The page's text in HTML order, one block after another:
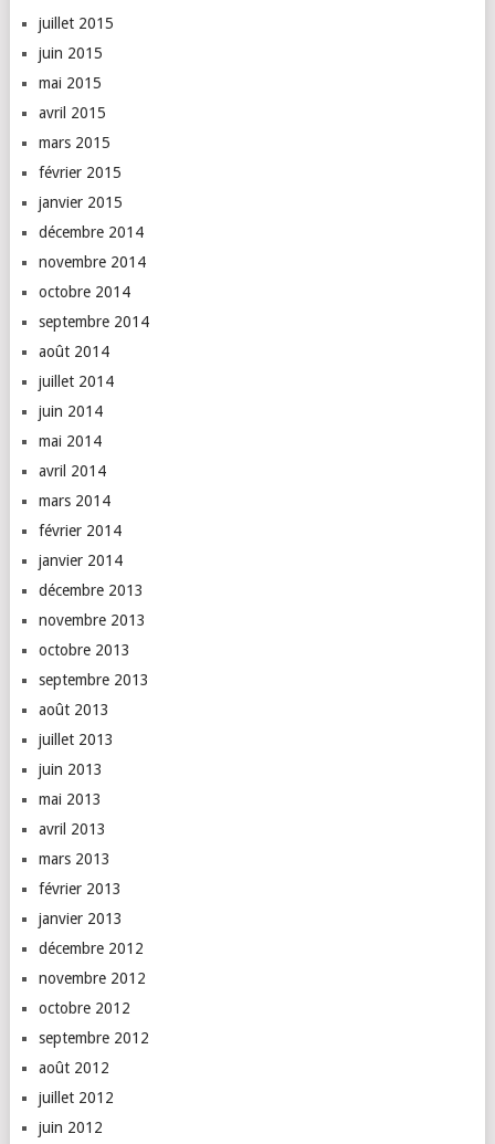
juillet 2015
juin 2015
mai 2015
avril 2015
mars 2015
février 2015
janvier 2015
décembre 2014
novembre 2014
octobre 2014
septembre 2014
août 2014
juillet 2014
juin 2014
mai 2014
avril 2014
mars 2014
février 2014
janvier 2014
décembre 2013
novembre 2013
octobre 2013
septembre 2013
août 2013
juillet 2013
juin 2013
mai 2013
avril 2013
mars 2013
février 2013
janvier 2013
décembre 2012
novembre 2012
octobre 2012
septembre 2012
août 2012
juillet 2012
juin 2012